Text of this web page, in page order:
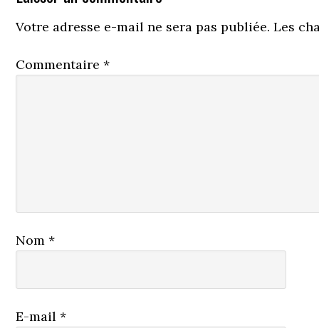
Votre adresse e-mail ne sera pas publiée. Les
Commentaire*
Nom*
E-mail*